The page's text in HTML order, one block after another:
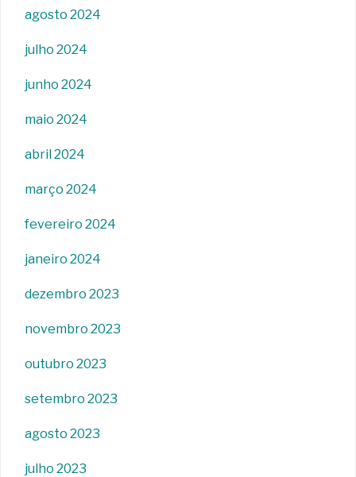
agosto 2024
julho 2024
junho 2024
maio 2024
abril 2024
março 2024
fevereiro 2024
janeiro 2024
dezembro 2023
novembro 2023
outubro 2023
setembro 2023
agosto 2023
julho 2023